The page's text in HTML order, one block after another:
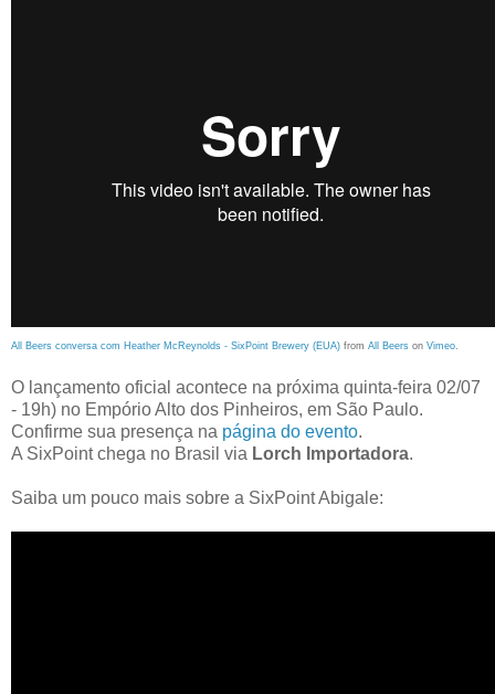
All Beers conversa com Heather McReynolds - SixPoint Brewery (EUA) from All Beers on Vimeo.
O lançamento oficial acontece na próxima quinta-feira 02/07
- 19h) no Empório Alto dos Pinheiros, em São Paulo.
Confirme sua presença na página do evento.
A SixPoint chega no Brasil via Lorch Importadora.
Saiba um pouco mais sobre a SixPoint Abigale: